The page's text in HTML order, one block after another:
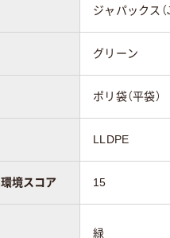
ジャパックス（
グリーン
ポリ袋（平袋）
LLDPE
境スコア 15
緑